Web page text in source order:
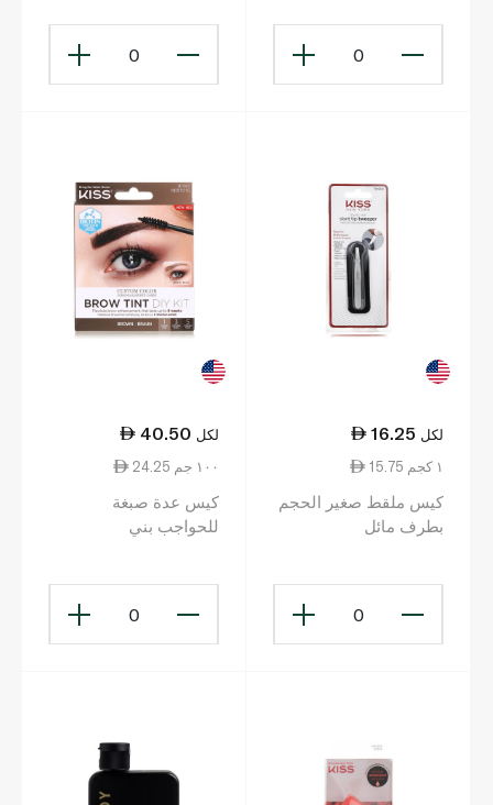
0
0
16.25 لكل
15.75 ١ كجم
كيس ملقط صغير الحجم
بطرف مائل
0
40.50 لكل
24.25 ١٠٠ جم
كيس عدة صبغة
للحواجب بني
0